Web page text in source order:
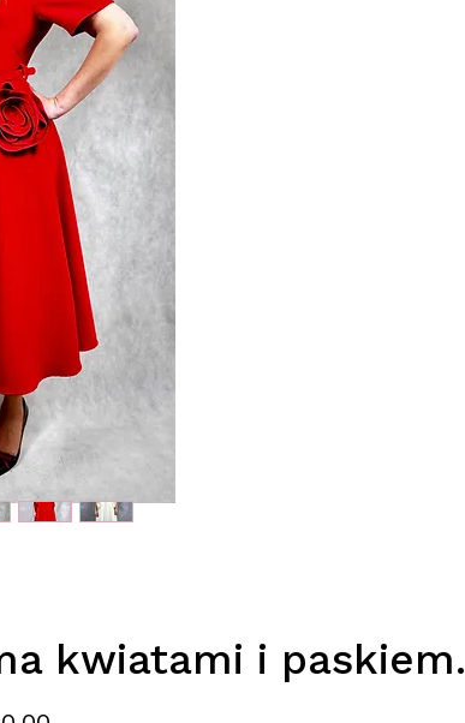
kwiatami i paskiem.